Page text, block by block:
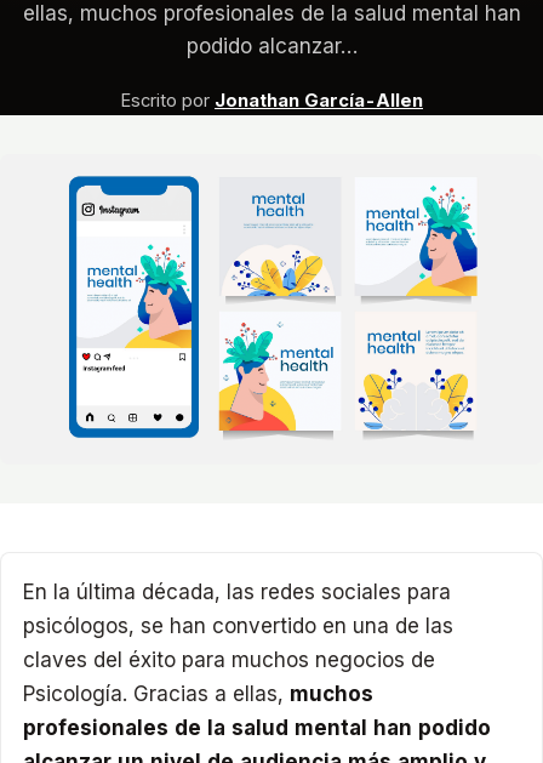
ellas, muchos profesionales de la salud mental han
podido alcanzar…
Escrito por Jonathan García-Allen
En la última década, las redes sociales para
psicólogos, se han convertido en una de las
claves del éxito para muchos negocios de
Psicología. Gracias a ellas, muchos
profesionales de la salud mental han podido